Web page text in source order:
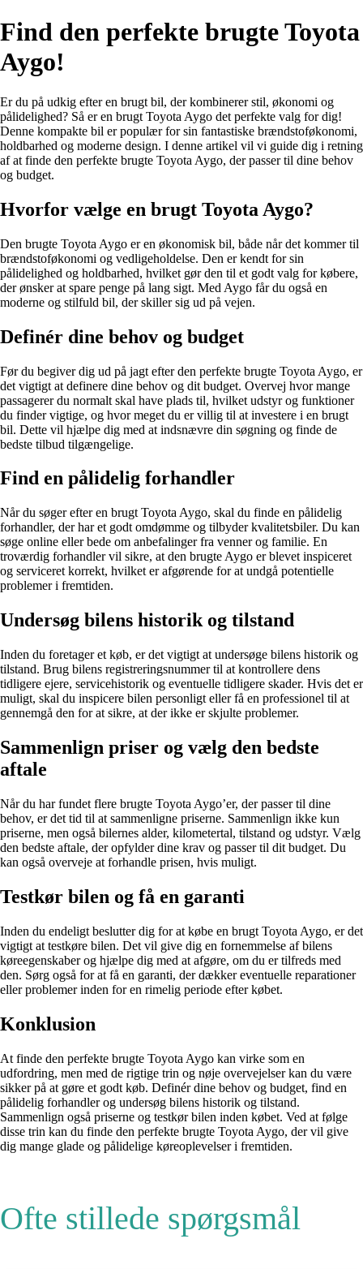
Find den perfekte brugte Toyota
Aygo!
Er du på udkig efter en brugt bil, der kombinerer stil, økonomi og
pålidelighed? Så er en brugt Toyota Aygo det perfekte valg for dig!
Denne kompakte bil er populær for sin fantastiske brændstoføkonomi,
holdbarhed og moderne design. I denne artikel vil vi guide dig i retning
af at finde den perfekte brugte Toyota Aygo, der passer til dine behov
og budget.
Hvorfor vælge en brugt Toyota Aygo?
Den brugte Toyota Aygo er en økonomisk bil, både når det kommer til
brændstoføkonomi og vedligeholdelse. Den er kendt for sin
pålidelighed og holdbarhed, hvilket gør den til et godt valg for købere,
der ønsker at spare penge på lang sigt. Med Aygo får du også en
moderne og stilfuld bil, der skiller sig ud på vejen.
Definér dine behov og budget
Før du begiver dig ud på jagt efter den perfekte brugte Toyota Aygo, er
det vigtigt at definere dine behov og dit budget. Overvej hvor mange
passagerer du normalt skal have plads til, hvilket udstyr og funktioner
du finder vigtige, og hvor meget du er villig til at investere i en brugt
bil. Dette vil hjælpe dig med at indsnævre din søgning og finde de
bedste tilbud tilgængelige.
Find en pålidelig forhandler
Når du søger efter en brugt Toyota Aygo, skal du finde en pålidelig
forhandler, der har et godt omdømme og tilbyder kvalitetsbiler. Du kan
søge online eller bede om anbefalinger fra venner og familie. En
troværdig forhandler vil sikre, at den brugte Aygo er blevet inspiceret
og serviceret korrekt, hvilket er afgørende for at undgå potentielle
problemer i fremtiden.
Undersøg bilens historik og tilstand
Inden du foretager et køb, er det vigtigt at undersøge bilens historik og
tilstand. Brug bilens registreringsnummer til at kontrollere dens
tidligere ejere, servicehistorik og eventuelle tidligere skader. Hvis det er
muligt, skal du inspicere bilen personligt eller få en professionel til at
gennemgå den for at sikre, at der ikke er skjulte problemer.
Sammenlign priser og vælg den bedste
aftale
Når du har fundet flere brugte Toyota Aygo’er, der passer til dine
behov, er det tid til at sammenligne priserne. Sammenlign ikke kun
priserne, men også bilernes alder, kilometertal, tilstand og udstyr. Vælg
den bedste aftale, der opfylder dine krav og passer til dit budget. Du
kan også overveje at forhandle prisen, hvis muligt.
Testkør bilen og få en garanti
Inden du endeligt beslutter dig for at købe en brugt Toyota Aygo, er det
vigtigt at testkøre bilen. Det vil give dig en fornemmelse af bilens
køreegenskaber og hjælpe dig med at afgøre, om du er tilfreds med
den. Sørg også for at få en garanti, der dækker eventuelle reparationer
eller problemer inden for en rimelig periode efter købet.
Konklusion
At finde den perfekte brugte Toyota Aygo kan virke som en
udfordring, men med de rigtige trin og nøje overvejelser kan du være
sikker på at gøre et godt køb. Definér dine behov og budget, find en
pålidelig forhandler og undersøg bilens historik og tilstand.
Sammenlign også priserne og testkør bilen inden købet. Ved at følge
disse trin kan du finde den perfekte brugte Toyota Aygo, der vil give
dig mange glade og pålidelige køreoplevelser i fremtiden.
Ofte stillede spørgsmål